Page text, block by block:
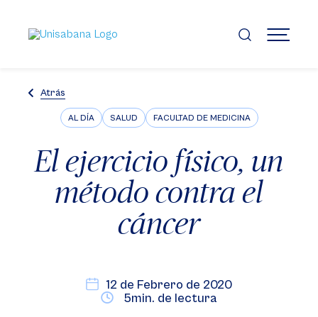
contenido
principal
MENÚ
Atrás
AL DÍA SALUD FACULTAD DE MEDICINA
El ejercicio físico, un
método contra el
cáncer
12 de Febrero de 2020
5min. de lectura